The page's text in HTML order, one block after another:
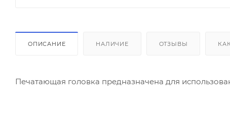
ОПИСАНИЕ НАЛИЧИЕ ОТЗЫВЫ
Печатающая головка предназначена для